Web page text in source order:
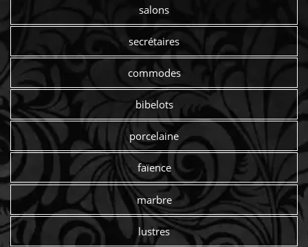
salons
secrétaires
commodes
bibelots
porcelaine
faïence
marbre
lustres